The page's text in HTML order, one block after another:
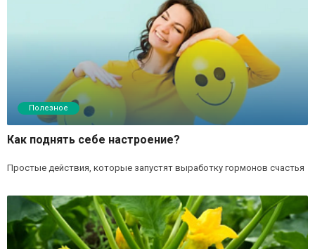
Полезное
Как поднять себе настроение?
Простые действия, которые запустят выработку гормонов счастья